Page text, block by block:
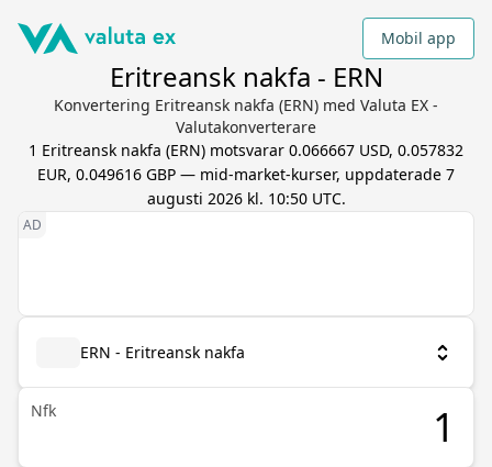
Mobil app
Eritreansk nakfa - ERN
Konvertering Eritreansk nakfa (ERN) med Valuta EX -
Valutakonverterare
1 Eritreansk nakfa (ERN) motsvarar 0.066667 USD, 0.057832
EUR, 0.049616 GBP — mid-market-kurser, uppdaterade 7
augusti 2026 kl. 10:50 UTC.
ERN - Eritreansk nakfa
Nfk